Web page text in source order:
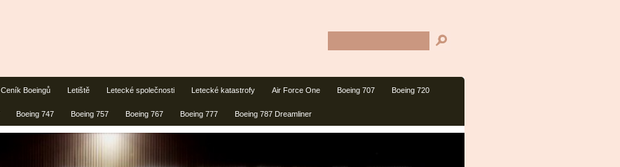
Ceník Boeingů Letiště Letecké společnosti Letecké katastrofy Air Force One Boeing 707 Boeing 720
Boeing 747 Boeing 757 Boeing 767 Boeing 777 Boeing 787 Dreamliner